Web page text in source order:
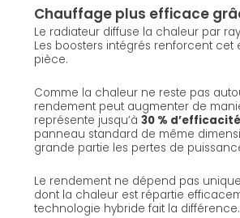
Chauffage plus efficace
Le radiateur diffuse la chaleur par
Les boosters intégrés renforcent
pièce.
Comme la chaleur ne reste pas
rendement peut augmenter de
représente jusqu’à 30 %
panneau standard de même
grande partie les pertes de
Le rendement ne dépend pas
dont la chaleur est répartie
technologie hybride fait la différence.